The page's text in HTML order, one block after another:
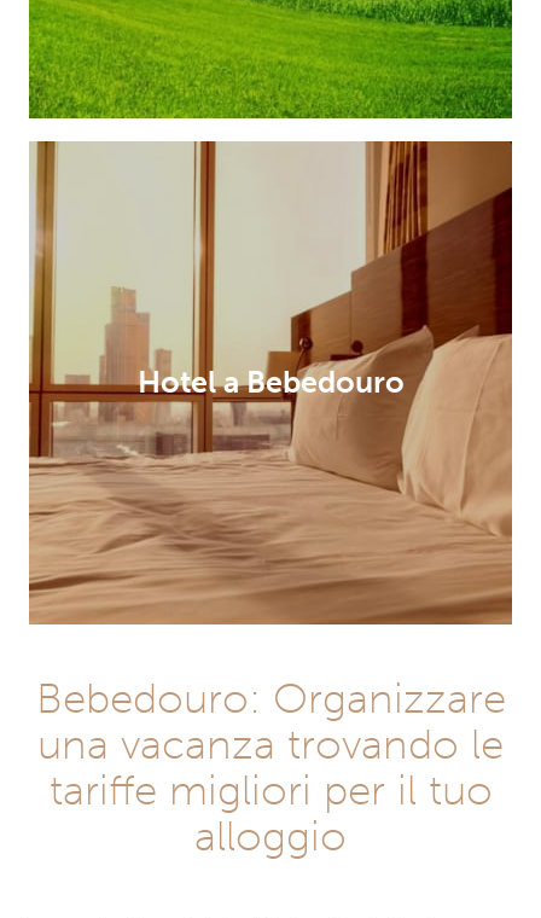
Hotel a Bebedouro
Bebedouro: Organizzare
una vacanza trovando le
tariffe migliori per il tuo
alloggio